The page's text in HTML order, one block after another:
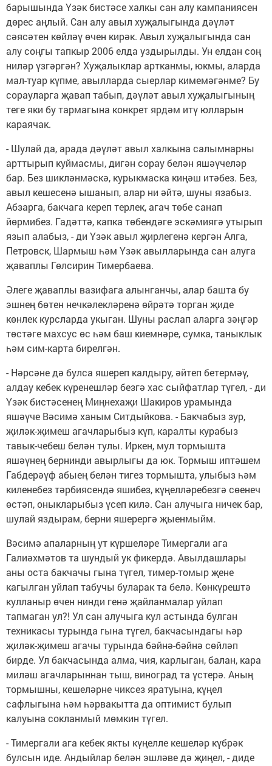
барышында Үзәк бистәсе халкы сан алу кампаниясен
дөрес аңлый. Сан алу авыл хуҗалыгында дәүләт
сәясәтен көйләү өчен кирәк. Авыл хуҗалыгында сан
алу соңгы тапкыр 2006 елда уздырылды. Ун елдан соң
ниләр үзгәргән? Хуҗалыклар артканмы, юкмы, аларда
мал-туар күпме, авылларда сыерлар кимемәгәнме? Бу
сорауларга җавап табып, дәүләт авыл хуҗалыгының
теге яки бу тармагына конкрет ярдәм итү юлларын
караячак.
- Шулай да, арада дәүләт авыл халкына салымнарны
арттырып куймасмы, дигән сорау белән яшәүчеләр
бар. Без шикләнмәскә, курыкмаска киңәш итәбез. Без,
авыл кешесенә ышанып, алар ни әйтә, шуны язабыз.
Абзарга, бакчага кереп терлек, агач төбе санап
йөрмибез. Гадәттә, капка төбендәге эскәмиягә утырып
язып алабыз, - ди Үзәк авыл җирлегенә кергән Алга,
Петровск, Шармыш һәм Үзәк авылларында сан алуга
җаваплы Гөлсирин Тимербаева.
Әлеге җаваплы вазифага алынганчы, алар башта бу
эшнең бөтен нечкәлекләренә өйрәтә торган җиде
көнлек курсларда укыган. Шуны раслап аларга зәңгәр
төстәге махсус өс һәм баш киемнәре, сумка, таныклык
һәм сим-карта бирелгән.
- Нәрсәне дә булса яшереп калдыру, әйтеп бетермәү,
алдау кебек күренешләр безгә хас сыйфатлар түгел, - ди
Үзәк бистәсенең Миңнехаҗи Шакиров урамында
яшәүче Вәсимә ханым Ситдыйкова. - Бакчабыз зур,
җиләк-җимеш агачларыбыз күп, каралты курабыз
тавык-чебеш белән тулы. Иркен, мул тормышта
яшәүнең бернинди авырлыгы да юк. Тормыш иптәшем
Габдерәүф абыең белән тигез тормышта, улыбыз һәм
киленебез тәрбиясендә яшибез, күңелләребезгә сөенеч
өстәп, оныкларыбыз үсеп килә. Сан алучыга ничек бар,
шулай яздырам, берни яшерергә җыенмыйм.
Вәсимә апаларның ут күршеләре Тимергали ага
Галиәхмәтов та шундый ук фикердә. Авылдашлары
аны оста бакчачы гына түгел, тимер-томыр җене
кагылган уйлап табучы буларак та белә. Көнкүрештә
кулланыр өчен нинди генә җайланмалар уйлап
тапмаган ул?! Ул сан алучыга кул астында булган
техникасы турында гына түгел, бакчасындагы һәр
җиләк-җимеш агачы турында бәйнә-бәйнә сөйләп
бирде. Ул бакчасында алма, чия, карлыган, балан, кара
миләш агачларыннан тыш, виноград та үстерә. Аның
тормышны, кешеләрне чиксез яратуына, күңел
сафлыгына һәм һәрвакытта да оптимист булып
калуына сокланмый мөмкин түгел.
- Тимергали ага кебек якты күңелле кешеләр күбрәк
булсын иде. Андыйлар белән эшләве дә җиңел, - диде